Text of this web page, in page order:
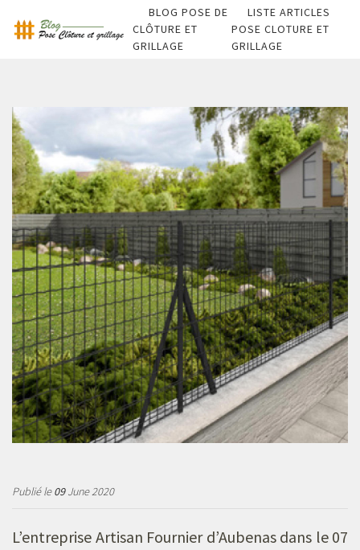
BLOG POSE DE
CLÔTURE ET
GRILLAGE
LISTE ARTICLES
POSE CLOTURE ET
GRILLAGE
Publié le09June 2020
L’entreprise Artisan Fournier d’Aubenas dans le 07